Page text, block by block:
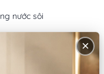
nước sôi
×